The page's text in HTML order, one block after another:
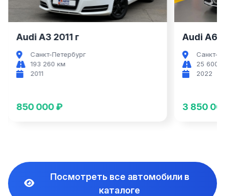
Audi A6 2022 г
Санкт-Петербург
25 600 км
2022
3 850 000 ₽
Audi A7
Санкт-
69 000
2021
4 850
Посмотреть все автомобили в
каталоге